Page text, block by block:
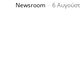
Newsroom - 6